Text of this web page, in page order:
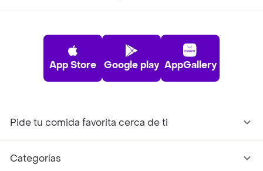
App Store Google play AppGallery
Pide tu comida favorita cerca de ti
Categorías